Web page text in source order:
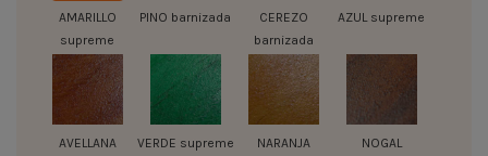
AMARILLO
supreme
PINO barnizada
CEREZO
barnizada
AZUL supreme
AVELLANA
VERDE supreme
NARANJA
NOGAL